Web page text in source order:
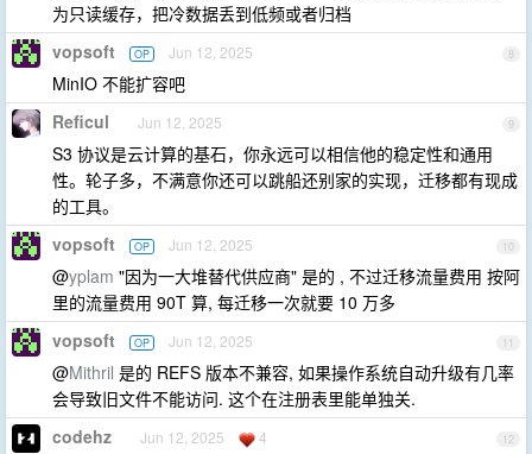
为只读缓存，把冷数据丢到低频或者归档
8
vopsoft OP Jun 12, 2025
MinIO 不能扩容吧
9
Reficul Jun 12, 2025
S3 协议是云计算的基石，你永远可以相信他的稳定性和通用
性。轮子多，不满意你还可以跳船还别家的实现，迁移都有现成
的工具。
10
vopsoft OP Jun 12, 2025
@yplam "因为一大堆替代供应商" 是的 , 不过迁移流量费用 按阿
里的流量费用 90T 算, 每迁移一次就要 10 万多
11
vopsoft OP Jun 12, 2025
@Mithril 是的 REFS 版本不兼容, 如果操作系统自动升级有几率
会导致旧文件不能访问. 这个在注册表里能单独关.
12
codehz Jun 12, 2025 4